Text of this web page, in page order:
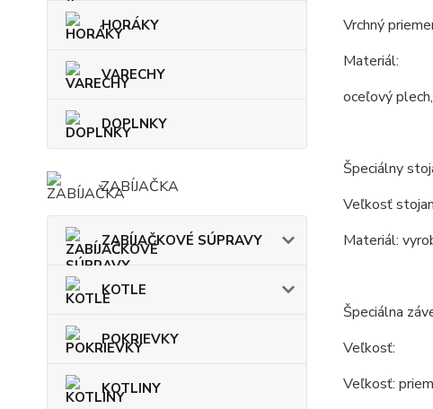
HORÁKY
VARECHY
DOPLNKY
ZABÍJAČKA
ZABÍJAČKOVÉ SÚPRAVY
KOTLE
POKRIEVKY
KOTLINY
Vrchný
Materiál:
oceľový
Špeciálny
Veľkosť
Materiál:
Špeciálna
Veľkosť:
Veľkosť: